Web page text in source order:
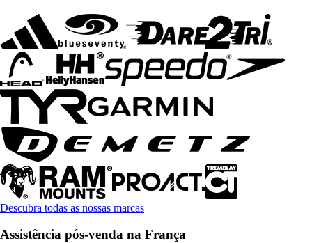
Descubra todas as nossas marcas
Assistência pós-venda na França